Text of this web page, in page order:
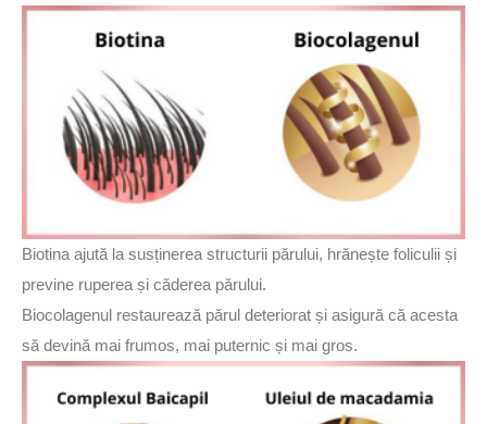
Biotina ajută la susținerea structurii părului, hrănește foliculii și
previne ruperea și căderea părului.
Biocolagenul restaurează părul deteriorat și asigură că acesta
să devină mai frumos, mai puternic și mai gros.